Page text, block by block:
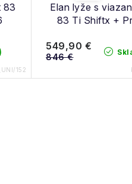
83
152
Elan lyže s
83 Ti Shiftx +
549,90 €
846 €